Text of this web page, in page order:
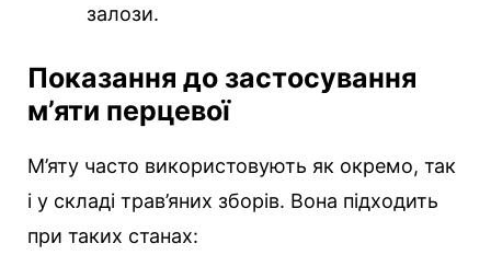
залози.
Показання до застосування
м’яти перцевої
М’яту часто використовують як окремо, так
і у складі трав’яних зборів. Вона підходить
при таких станах: